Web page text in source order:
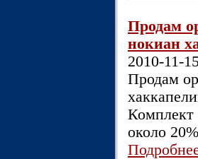
Продам
нокиан
2010-11-
Продам
около